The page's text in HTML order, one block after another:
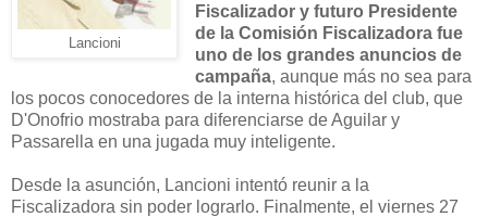
Lancioni
Fiscalizador y futuro Presidente
de la Comisión Fiscalizadora fue
uno de los grandes anuncios de
campaña, aunque más no sea para
los pocos conocedores de la interna histórica del club, que
D'Onofrio mostraba para diferenciarse de Aguilar y
Passarella en una jugada muy inteligente.
Desde la asunción, Lancioni intentó reunir a la
Fiscalizadora sin poder lograrlo. Finalmente, el viernes 27